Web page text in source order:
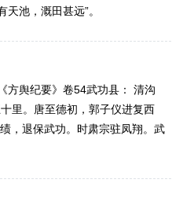
池，溉田甚远”。
方舆纪要》卷54武功县： 清沟
里。唐至德初，郭子仪进复西
，退保武功。时肃宗驻凤翔。武